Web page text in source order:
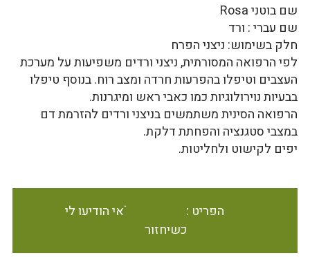
שם בוטני Rosa
שם עברי : ורד
חלק בשימוש: ניצני הפרח
לפי הרפואה המסורתית, ניצני ורדים משפיעות על מערכת
העצבים וטיפלו בהפרעות חרדה ומצב רוח. בנוסף טיפלו
בבעיות נוירולוגיות כמו כאבי ראש ומיגרנות.
הרפואה הסינית משתמשים בניצני ורדים להזרמת דם
במצבי סטגנציה והפחתת דלקת.
יפים לקישוט ולחליטות.
הפריט אינו זמין במלאי הודיעו לי
כשיחזור